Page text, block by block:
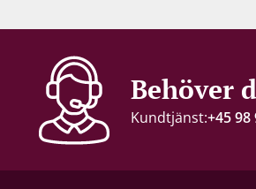
Servering
7-8 °C
Förslutning
Behöver
Kundtjänst:+45 98